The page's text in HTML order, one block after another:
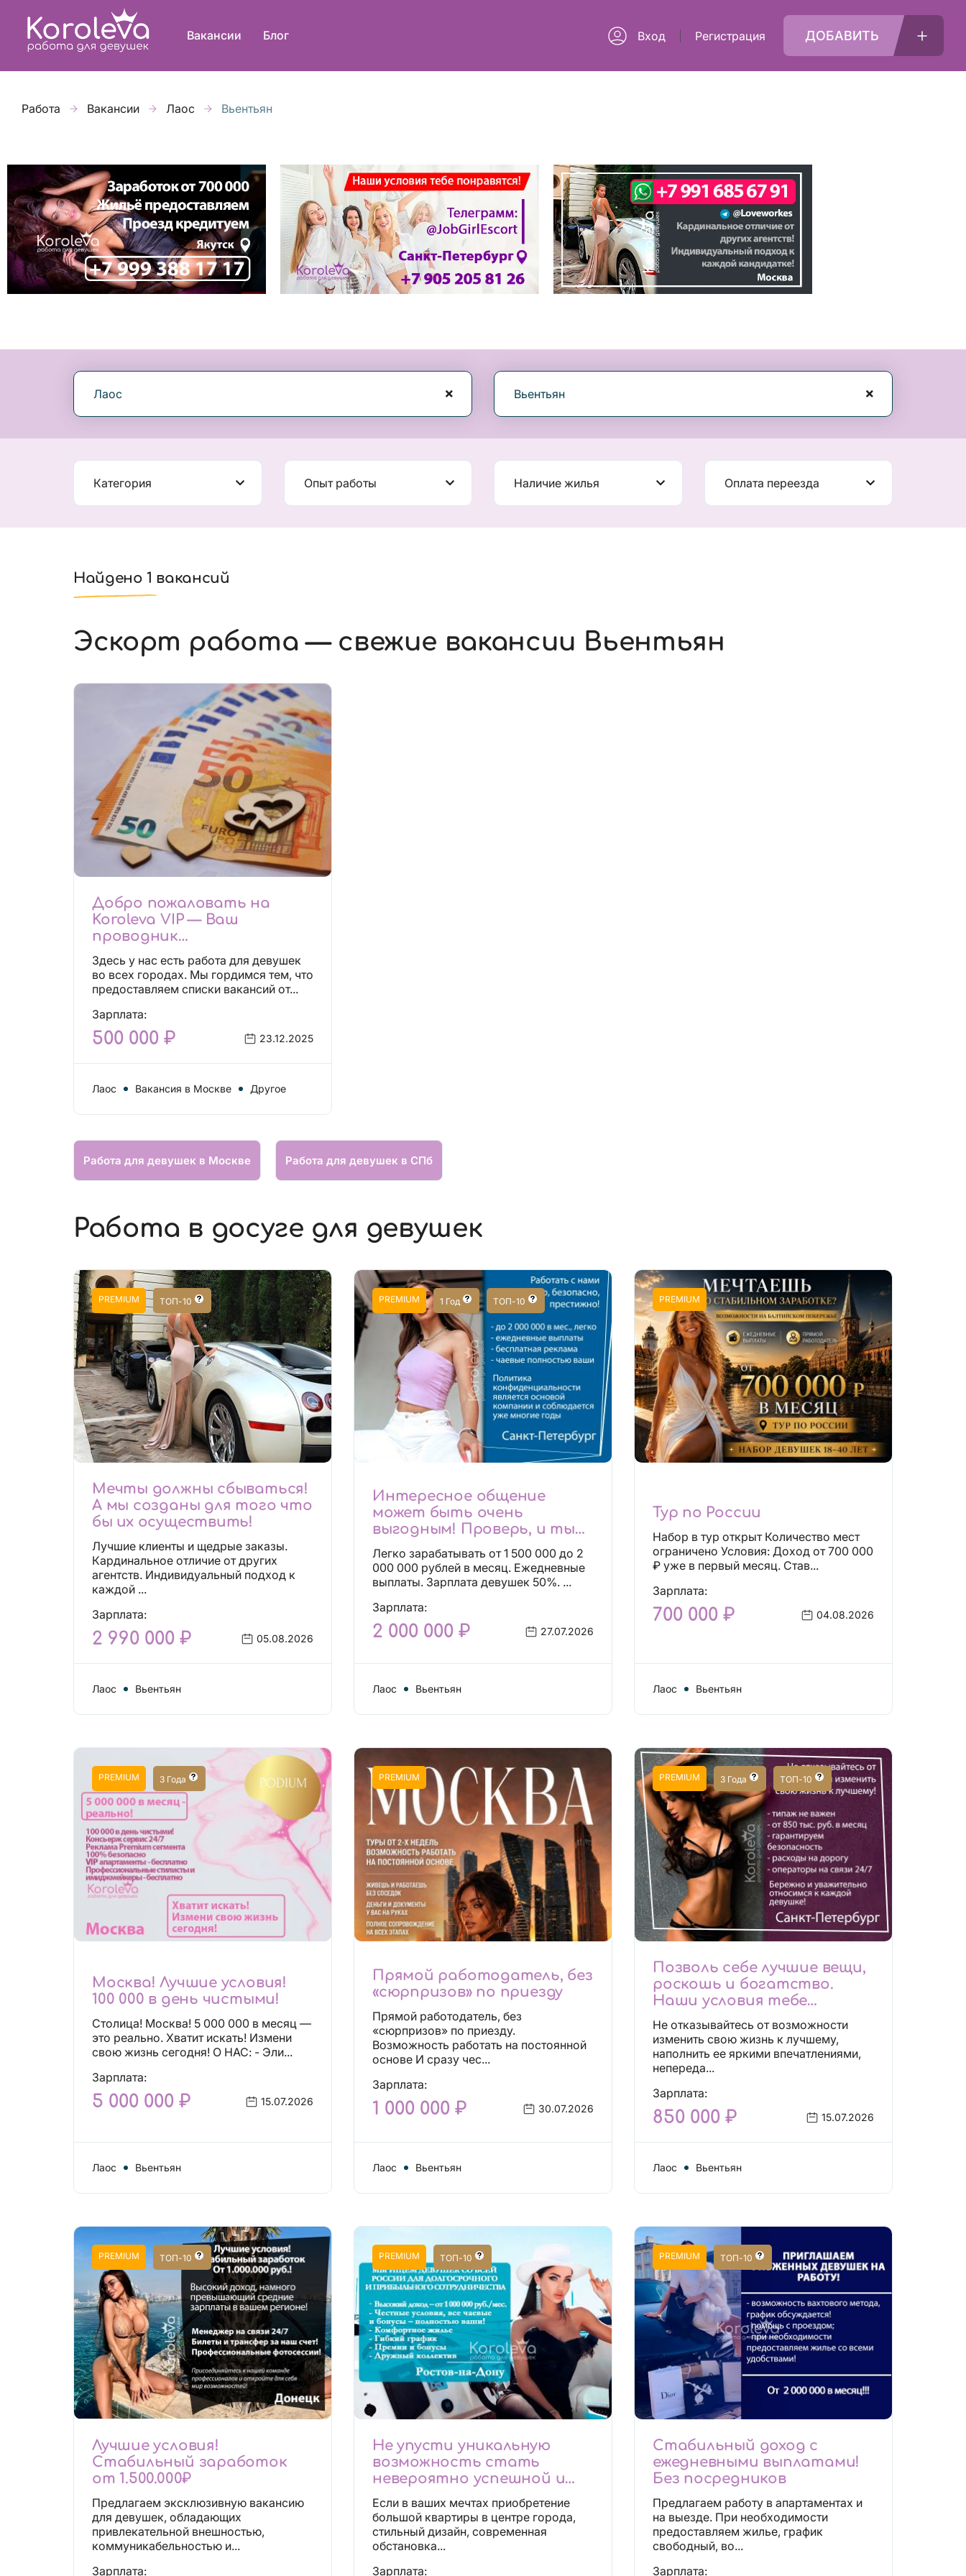
Вакансии Блог Вход Регистрация ДОБАВИТЬ
Работа Вакансии Лаос Вьентьян
Лаос Вьентьян
Категория Опыт работы Наличие жилья Оплата переезда
Найдено 1 вакансий
Эскорт работа — свежие вакансии Вьентьян
Добро пожаловать на
Koroleva VIP — Ваш
проводник
высокооплачиваемых
вакансий!
Здесь у нас есть работа для девушек
во всех городах. Мы гордимся тем, что
предоставляем списки вакансий от...
Зарплата:
500 000 ₽ 23.12.2025
Лаос Вакансия в Москве Другое
Работа для девушек в Москве Работа для девушек в СПб
Работа в досуге для девушек
PREMIUM ТОП-10
Мечты должны сбываться!
А мы созданы для того что
бы их осуществить!
Лучшие клиенты и щедрые заказы.
Кардинальное отличие от других
агентств. Индивидуальный подход к
каждой ...
Зарплата:
2 990 000 ₽ 05.08.2026
Лаос Вьентьян
PREMIUM 1 Год ТОП-10
Интересное общение
может быть очень
выгодным! Проверь, и ты
не пожалеешь! 2 000 000₽
Легко зарабатывать от 1 500 000 до 2
000 000 рублей в месяц. Ежедневные
выплаты. Зарплата девушек 50%. ...
Зарплата:
2 000 000 ₽ 27.07.2026
Лаос Вьентьян
PREMIUM
Тур по России
Набор в тур открыт Количество мест
ограничено Условия: Доход от 700 000
₽ уже в первый месяц. Став...
Зарплата:
700 000 ₽ 04.08.2026
Лаос Вьентьян
PREMIUM 3 Года
Москва! Лучшие условия!
100 000 в день чистыми!
Столица! Москва! 5 000 000 в месяц —
это реально. Хватит искать! Измени
свою жизнь сегодня! О НАС: - Эли...
Зарплата:
5 000 000 ₽ 15.07.2026
Лаос Вьентьян
PREMIUM
Прямой работодатель, без
«сюрпризов» по приезду
Прямой работодатель, без
«сюрпризов» по приезду.
Возможность работать на постоянной
основе И сразу чес...
Зарплата:
1 000 000 ₽ 30.07.2026
Лаос Вьентьян
PREMIUM 3 Года ТОП-10
Позволь себе лучшие вещи,
роскошь и богатство.
Наши условия тебе
понравятся!
Действительно отличные
условия и поддержка!
Не отказывайтесь от возможности
изменить свою жизнь к лучшему,
наполнить ее яркими впечатлениями,
непереда...
Зарплата:
850 000 ₽ 15.07.2026
Лаос Вьентьян
PREMIUM ТОП-10
Лучшие условия!
Стабильный заработок
от 1.500.000₽
Предлагаем эксклюзивную вакансию
для девушек, обладающих
привлекательной внешностью,
коммуникабельностью и...
Зарплата:
PREMIUM ТОП-10
Не упусти уникальную
возможность стать
невероятно успешной и
независимой!
Если в ваших мечтах приобретение
большой квартиры в центре города,
стильный дизайн, современная
обстановка...
Зарплата:
PREMIUM ТОП-10
Стабильный доход с
ежедневными выплатами!
Без посредников
Предлагаем работу в апартаментах и
на выезде. При необходимости
предоставляем жилье, график
свободный, во...
Зарплата: